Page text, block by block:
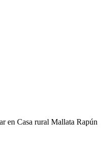
en Casa rural Mallata Rapún